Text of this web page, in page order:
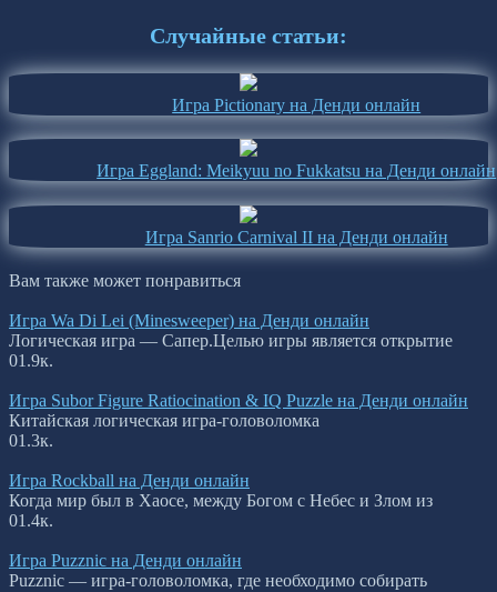
Случайные статьи:
Игра Pictionary на Денди онлайн
Игра Eggland: Meikyuu no Fukkatsu на Денди онлайн
Игра Sanrio Carnival II на Денди онлайн
Вам также может понравиться
Игра Wa Di Lei (Minesweeper) на Денди онлайн
Логическая игра — Сапер.Целью игры является открытие
01.9к.
Игра Subor Figure Ratiocination & IQ Puzzle на Денди онлайн
Китайская логическая игра-головоломка
01.3к.
Игра Rockball на Денди онлайн
Когда мир был в Хаосе, между Богом с Небес и Злом из
01.4к.
Игра Puzznic на Денди онлайн
Puzznic — игра-головоломка, где необходимо собирать